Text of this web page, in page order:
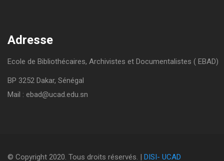
Adresse
Ecole de Bibliothécaires, Archivistes et Documentalistes ( EBAD)
BP 3252 Dakar, Sénégal
Mail : ebad@ucad.edu.sn
© Copyright 2020. Tous droits réservés. | DISI- UCAD